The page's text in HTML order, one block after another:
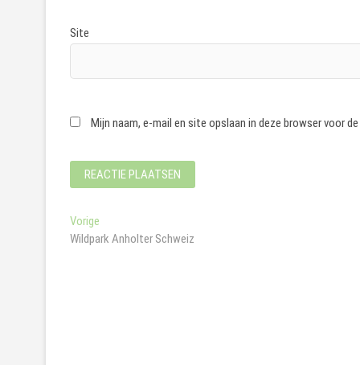
Site
Mijn naam, e-mail en site opslaan in deze browser voor
Bericht
navigatie
Vorige
bericht:
Wildpark Anholter Schweiz